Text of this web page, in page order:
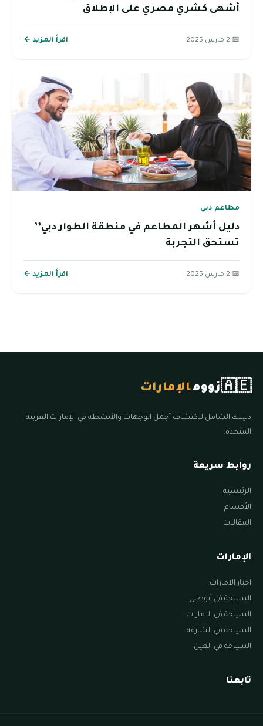
أشهى كشري مصري على الإطلاق
📅 2 مارس 2025 اقرأ المزيد ←
مطاعم دبي
دليل أشهر المطاعم في منطقة الطوار دبي’’
تستحق التجربة
📅 2 مارس 2025 اقرأ المزيد ←
🇦🇪زوومالإمارات
دليلك الشامل لاكتشاف أجمل الوجهات والأنشطة في الإمارات العربية
المتحدة.
روابط سريعة
الرئيسية
الأقسام
المقالات
الإمارات
اخبار الامارات
السياحة في أبوظبي
السياحة في الامارات
السياحة في الشارقة
السياحة في العين
تابعنا